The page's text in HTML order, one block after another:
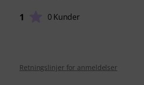
1 0 Kunder
Retningslinjer for anmeldelser